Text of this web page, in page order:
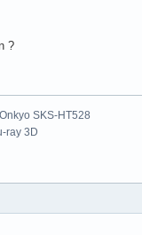
?
Onkyo SKS-HT528
ray 3D